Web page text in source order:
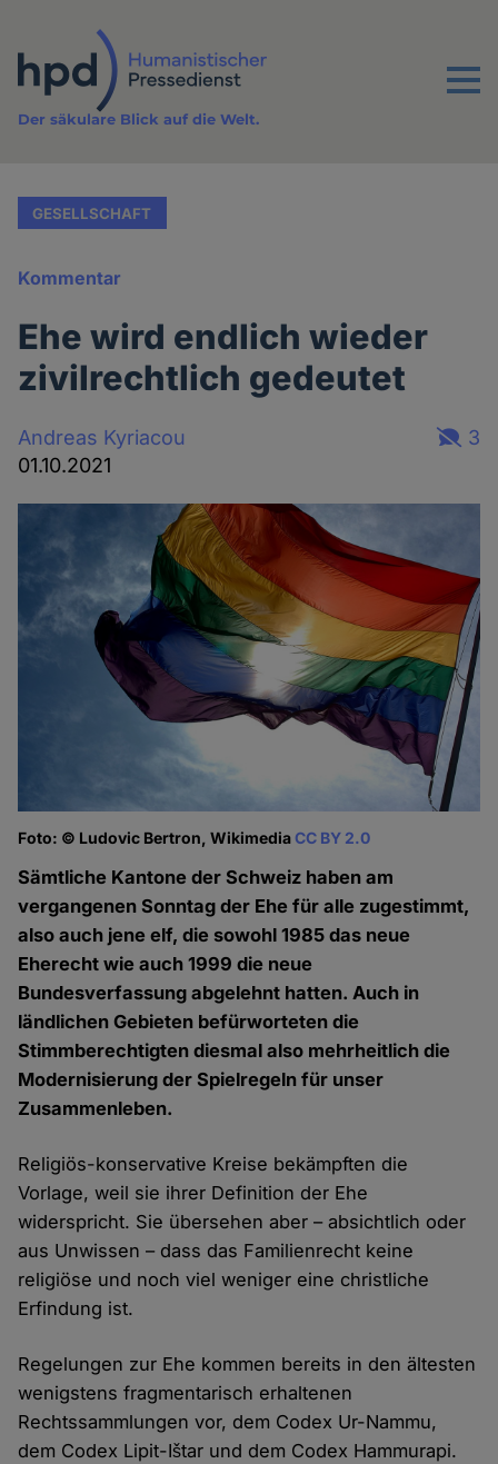
Inhalt
Menu
Der säkulare Blick auf die Welt.
GESELLSCHAFT
Kommentar
Ehe wird endlich wieder
zivilrechtlich gedeutet
Andreas Kyriacou
01.10.2021
3
Foto: © Ludovic Bertron, WikimediaCC BY 2.0
Sämtliche Kantone der Schweiz haben am
vergangenen Sonntag der Ehe für alle zugestimmt,
also auch jene elf, die sowohl 1985 das neue
Eherecht wie auch 1999 die neue
Bundesverfassung abgelehnt hatten. Auch in
ländlichen Gebieten befürworteten die
Stimmberechtigten diesmal also mehrheitlich die
Modernisierung der Spielregeln für unser
Zusammenleben.
Religiös-konservative Kreise bekämpften die
Vorlage, weil sie ihrer Definition der Ehe
widerspricht. Sie übersehen aber – absichtlich oder
aus Unwissen – dass das Familienrecht keine
religiöse und noch viel weniger eine christliche
Erfindung ist.
Regelungen zur Ehe kommen bereits in den ältesten
wenigstens fragmentarisch erhaltenen
Rechtssammlungen vor, dem Codex Ur-Nammu,
dem Codex Lipit-Ištar und dem Codex Hammurapi.